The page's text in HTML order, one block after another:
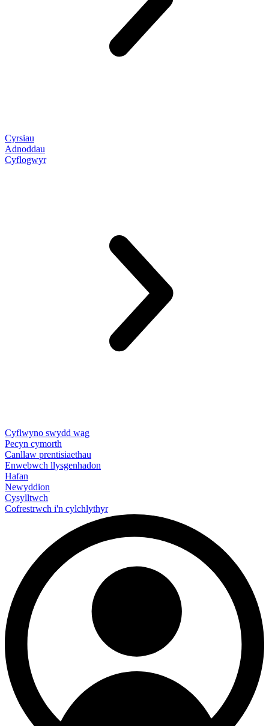
Cyrsiau
Adnoddau
Cyflogwyr
Cyflwyno swydd wag
Pecyn cymorth
Canllaw prentisiaethau
Enwebwch llysgenhadon
Hafan
Newyddion
Cysylltwch
Cofrestrwch i'n cylchlythyr